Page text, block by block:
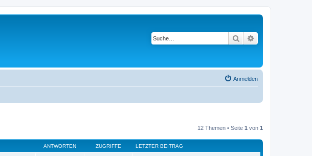
Suche
Anmelden
12 Themen • Seite 1 von 1
ANTWORTEN ZUGRIFFE LETZTER BEITRAG